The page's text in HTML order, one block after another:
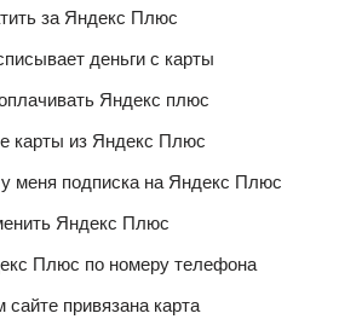
за Яндекс Плюс
деньги с карты
Яндекс плюс
карты из Яндекс Плюс
у меня подписка на Яндекс Плюс
Яндекс Плюс
Плюс по номеру телефона
сайте привязана карта